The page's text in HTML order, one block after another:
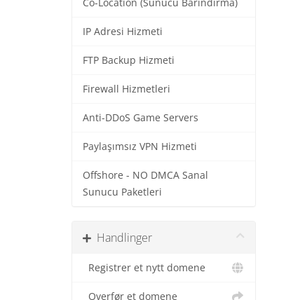
Co-Location (Sunucu Barındırma)
IP Adresi Hizmeti
FTP Backup Hizmeti
Firewall Hizmetleri
Anti-DDoS Game Servers
Paylaşımsız VPN Hizmeti
Offshore - NO DMCA Sanal
Sunucu Paketleri
Handlinger
Registrer et nytt domene
Overfør et domene